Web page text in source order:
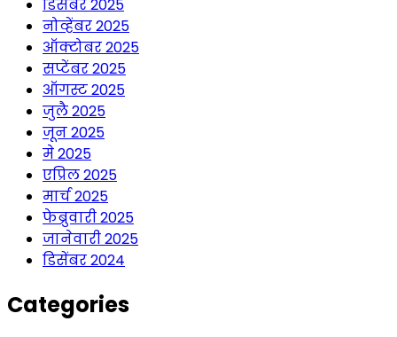
डिसेंबर 2025
नोव्हेंबर 2025
ऑक्टोबर 2025
सप्टेंबर 2025
ऑगस्ट 2025
जुलै 2025
जून 2025
मे 2025
एप्रिल 2025
मार्च 2025
फेब्रुवारी 2025
जानेवारी 2025
डिसेंबर 2024
Categories